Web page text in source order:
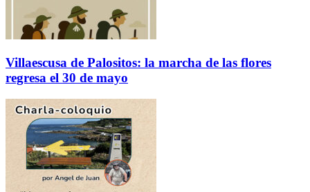
Villaescusa de Palositos: la marcha de las flores
regresa el 30 de mayo